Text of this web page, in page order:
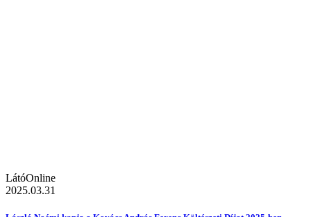
LátóOnline
2025.03.31